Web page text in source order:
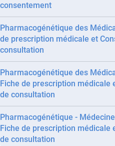
consentement
Pharmacogénétique des
de prescription médicale et
consultation
Pharmacogénétique des
Fiche de prescription médicale
de consultation
Pharmacogénétique -
Fiche de prescription médicale
de consultation